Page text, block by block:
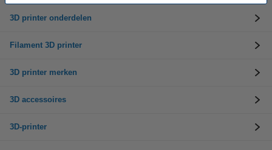
3D printer onderdelen
Filament 3D printer
3D printer merken
3D accessoires
3D-printer